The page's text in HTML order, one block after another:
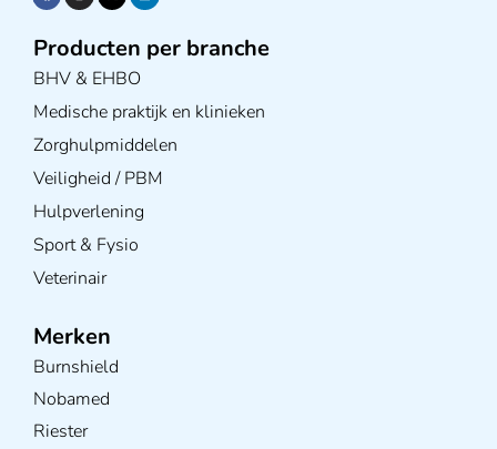
Producten per branche
BHV & EHBO
Medische praktijk en klinieken
Zorghulpmiddelen
Veiligheid / PBM
Hulpverlening
Sport & Fysio
Veterinair
Merken
Burnshield
Nobamed
Riester